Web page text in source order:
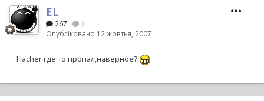
EL
267 0
Опубліковано 12 жовтня, 2007
Hacher где то пропал,наверное?